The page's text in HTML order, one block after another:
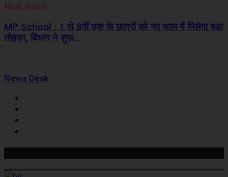
Next Article
MP School : 1 से 8वीं तक के छात्रों को नए साल में मिलेगा बड़ा
तोहफा, विभाग ने शुरू...
News Desk